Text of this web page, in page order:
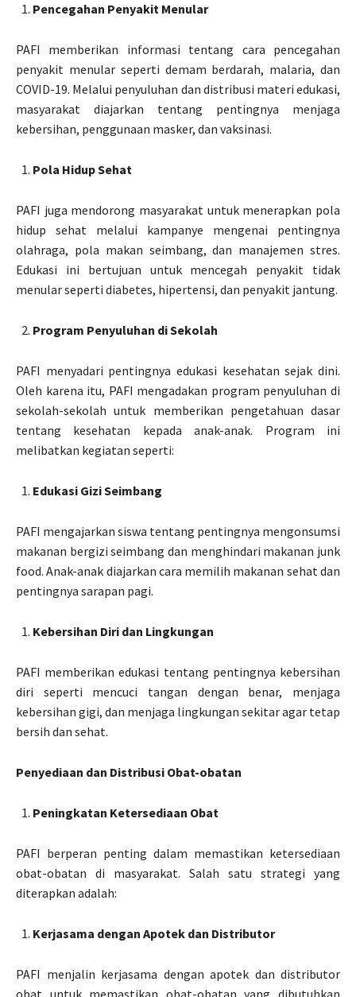
Pencegahan Penyakit Menular
PAFI memberikan informasi tentang cara pencegahan
penyakit menular seperti demam berdarah, malaria, dan
COVID-19. Melalui penyuluhan dan distribusi materi edukasi,
masyarakat diajarkan tentang pentingnya menjaga
kebersihan, penggunaan masker, dan vaksinasi.
Pola Hidup Sehat
PAFI juga mendorong masyarakat untuk menerapkan pola
hidup sehat melalui kampanye mengenai pentingnya
olahraga, pola makan seimbang, dan manajemen stres.
Edukasi ini bertujuan untuk mencegah penyakit tidak
menular seperti diabetes, hipertensi, dan penyakit jantung.
Program Penyuluhan di Sekolah
PAFI menyadari pentingnya edukasi kesehatan sejak dini.
Oleh karena itu, PAFI mengadakan program penyuluhan di
sekolah-sekolah untuk memberikan pengetahuan dasar
tentang kesehatan kepada anak-anak. Program ini
melibatkan kegiatan seperti:
Edukasi Gizi Seimbang
PAFI mengajarkan siswa tentang pentingnya mengonsumsi
makanan bergizi seimbang dan menghindari makanan junk
food. Anak-anak diajarkan cara memilih makanan sehat dan
pentingnya sarapan pagi.
Kebersihan Diri dan Lingkungan
PAFI memberikan edukasi tentang pentingnya kebersihan
diri seperti mencuci tangan dengan benar, menjaga
kebersihan gigi, dan menjaga lingkungan sekitar agar tetap
bersih dan sehat.
Penyediaan dan Distribusi Obat-obatan
Peningkatan Ketersediaan Obat
PAFI berperan penting dalam memastikan ketersediaan
obat-obatan di masyarakat. Salah satu strategi yang
diterapkan adalah:
Kerjasama dengan Apotek dan Distributor
PAFI menjalin kerjasama dengan apotek dan distributor